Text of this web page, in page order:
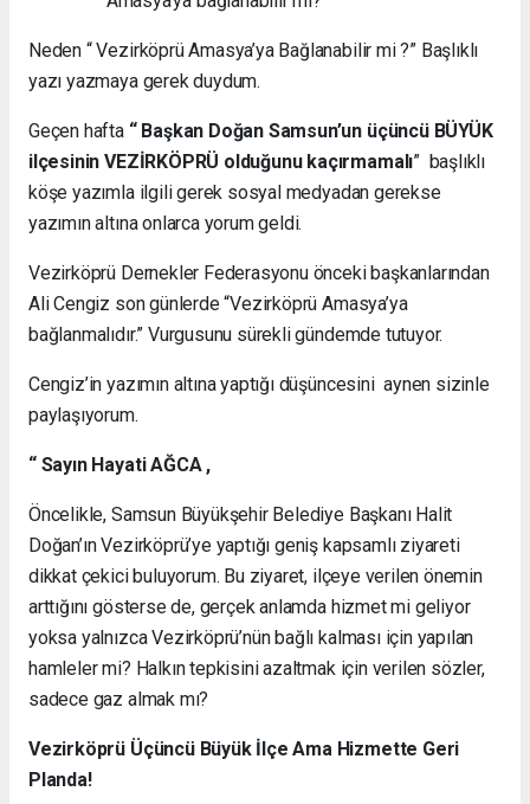
Neden “ Vezirköprü Amasya’ya Bağlanabilir mi ?” Başlıklı
yazı yazmaya gerek duydum.
Geçen hafta “ Başkan Doğan Samsun’un üçüncü BÜYÜK
ilçesinin VEZİRKÖPRÜ olduğunu kaçırmamalı” başlıklı
köşe yazımla ilgili gerek sosyal medyadan gerekse
yazımın altına onlarca yorum geldi.
Vezirköprü Dernekler Federasyonu önceki başkanlarından
Ali Cengiz son günlerde “Vezirköprü Amasya’ya
bağlanmalıdır.” Vurgusunu sürekli gündemde tutuyor.
Cengiz’in yazımın altına yaptığı düşüncesini aynen sizinle
paylaşıyorum.
“ Sayın Hayati AĞCA ,
Öncelikle, Samsun Büyükşehir Belediye Başkanı Halit
Doğan’ın Vezirköprü’ye yaptığı geniş kapsamlı ziyareti
dikkat çekici buluyorum. Bu ziyaret, ilçeye verilen önemin
arttığını gösterse de, gerçek anlamda hizmet mi geliyor
yoksa yalnızca Vezirköprü’nün bağlı kalması için yapılan
hamleler mi? Halkın tepkisini azaltmak için verilen sözler,
sadece gaz almak mı?
Vezirköprü Üçüncü Büyük İlçe Ama Hizmette Geri
Planda!